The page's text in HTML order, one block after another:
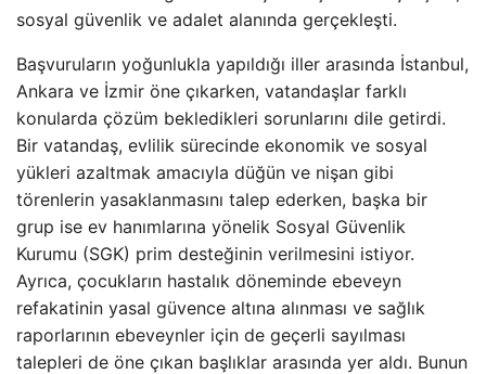
sosyal güvenlik ve adalet alanında gerçekleşti.
Başvuruların yoğunlukla yapıldığı iller arasında İstanbul,
Ankara ve İzmir öne çıkarken, vatandaşlar farklı
konularda çözüm bekledikleri sorunlarını dile getirdi.
Bir vatandaş, evlilik sürecinde ekonomik ve sosyal
yükleri azaltmak amacıyla düğün ve nişan gibi
törenlerin yasaklanmasını talep ederken, başka bir
grup ise ev hanımlarına yönelik Sosyal Güvenlik
Kurumu (SGK) prim desteğinin verilmesini istiyor.
Ayrıca, çocukların hastalık döneminde ebeveyn
refakatinin yasal güvence altına alınması ve sağlık
raporlarının ebeveynler için de geçerli sayılması
talepleri de öne çıkan başlıklar arasında yer aldı. Bunun